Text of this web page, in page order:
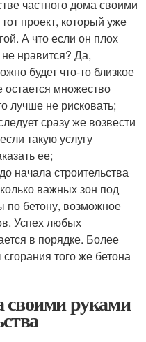
частного дома своими
проект, который уже
А что если он плох
нравится? Да,
будет что-то близкое
множество
лучше не рисковать;
сразу же возвести
такую услугу
ее;
начала строительства
важных зон под
по бетону, возможное
Успех любых
в порядке. Более
сгорания того же бетона
своими руками